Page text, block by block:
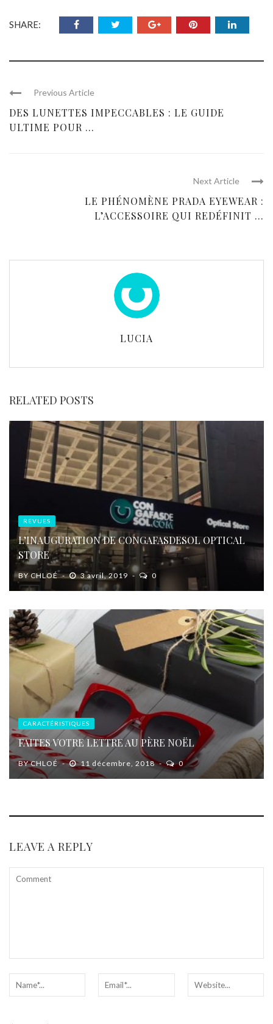
SHARE:
Previous Article
DES LUNETTES IMPECCABLES : LE GUIDE
ULTIME POUR ...
Next Article
LE PHÉNOMÈNE PRADA EYEWEAR :
L’ACCESSOIRE QUI REDÉFINIT ...
LUCIA
RELATED POSTS
REVUES
L’INAUGURATION DE CONGAFASDESOL OPTICAL
STORE
BYCHLOÉ 3 avril, 2019 0
CARACTÉRISTIQUES
FAITES VOTRE LETTRE AU PÈRE NOËL
BYCHLOÉ 11 décembre, 2018 0
LEAVE A REPLY